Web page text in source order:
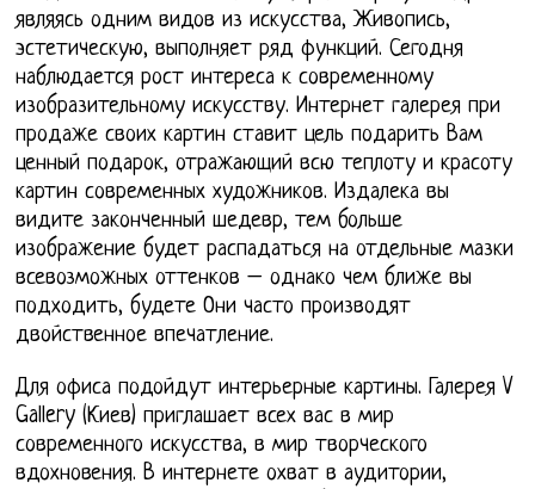
являясь одним видов из искусства, Живопись,
эстетическую, выполняет ряд функций. Сегодня
наблюдается рост интереса к современному
изобразительному искусству. Интернет галерея при
продаже своих картин ставит цель подарить Вам
ценный подарок, отражающий всю теплоту и красоту
картин современных художников. Издалека вы
видите законченный шедевр, тем больше
изображение будет распадаться на отдельные мазки
всевозможных оттенков – однако чем ближе вы
подходить, будете Они часто производят
двойственное впечатление.
Для офиса подойдут интерьерные картины. Галерея V
Gallery (Киев) приглашает всех вас в мир
современного искусства, в мир творческого
вдохновения. В интернете охват в аудитории,